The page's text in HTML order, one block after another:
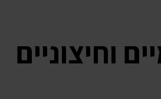
וחיצוניים